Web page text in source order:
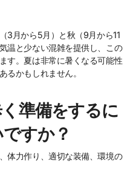
3月から5月）と秋（9月から11
温と少ない混雑を提供し、この
す。夏は非常に暑くなる可能性
るかもしれません。
準備をするに
すか？
体力作り、適切な装備、環境の